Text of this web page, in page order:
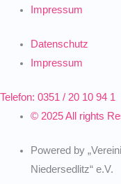
Impressum
Datenschutz
Impressum
Telefon: 0351 / 20 10 94 1
© 2025 All rights
Powered by
Niedersedlitz“ e.V.